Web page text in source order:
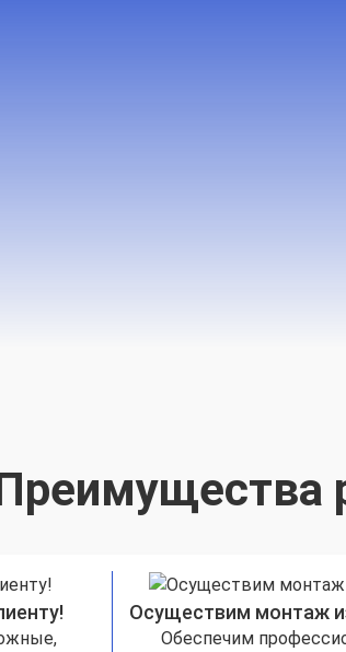
Осуществим монтаж
Обеспечим